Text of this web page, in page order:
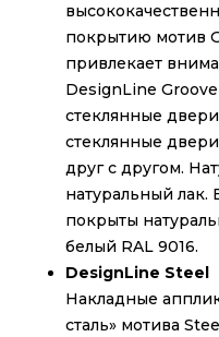
покрытию мотив
привлекает
DesignLine
стеклянные
стеклянные
друг с другом.
натуральный
покрыты
белый RAL 9016.
DesignLine Steel
Накладные
сталь» мотива